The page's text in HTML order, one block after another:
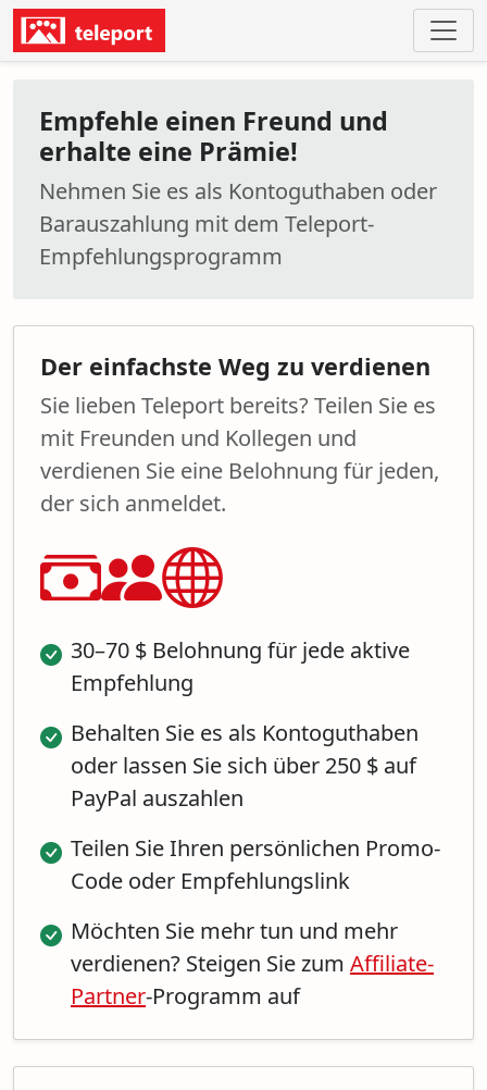
Empfehle einen Freund und
erhalte eine Prämie!
Nehmen Sie es als Kontoguthaben oder
Barauszahlung mit dem Teleport-
Empfehlungsprogramm
Der einfachste Weg zu verdienen
Sie lieben Teleport bereits? Teilen Sie es
mit Freunden und Kollegen und
verdienen Sie eine Belohnung für jeden,
der sich anmeldet.
30–70 $ Belohnung für jede aktive
Empfehlung
Behalten Sie es als Kontoguthaben
oder lassen Sie sich über 250 $ auf
PayPal auszahlen
Teilen Sie Ihren persönlichen Promo-
Code oder Empfehlungslink
Möchten Sie mehr tun und mehr
verdienen? Steigen Sie zum Affiliate-
Partner-Programm auf